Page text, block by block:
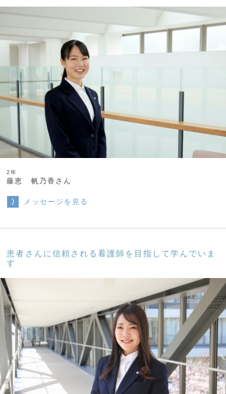
2年
藤恵 帆乃香さん
メッセージを見る
患者さんに信頼される看護師を目指して学んでいま
す